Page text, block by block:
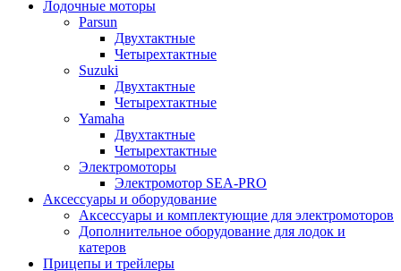
Лодочные моторы
Parsun
Двухтактные
Четырехтактные
Suzuki
Двухтактные
Четырехтактные
Yamaha
Двухтактные
Четырехтактные
Электромоторы
Электромотор SEA-PRO
Аксессуары и оборудование
Аксессуары и комплектующие для электромоторов
Дополнительное оборудование для лодок и
катеров
Прицепы и трейлеры